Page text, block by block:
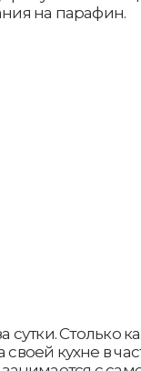
на парафин.
сутки. Столько
кухне в